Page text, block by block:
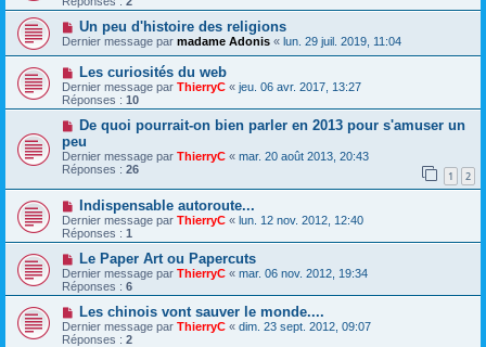
Un peu d'histoire des religions
Dernier message par madame Adonis « lun. 29 juil. 2019, 11:04
Les curiosités du web
Dernier message par ThierryC « jeu. 06 avr. 2017, 13:27
Réponses : 10
De quoi pourrait-on bien parler en 2013 pour s'amuser un
peu
Dernier message par ThierryC « mar. 20 août 2013, 20:43
Réponses : 26 1 2
Indispensable autoroute...
Dernier message par ThierryC « lun. 12 nov. 2012, 12:40
Réponses : 1
Le Paper Art ou Papercuts
Dernier message par ThierryC « mar. 06 nov. 2012, 19:34
Réponses : 6
Les chinois vont sauver le monde....
Dernier message par ThierryC « dim. 23 sept. 2012, 09:07
Réponses : 2